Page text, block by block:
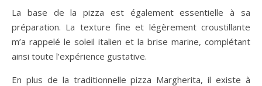
La base de la pizza est également essentielle à sa
préparation. La texture fine et légèrement croustillante
m’a rappelé le soleil italien et la brise marine, complétant
ainsi toute l’expérience gustative.
En plus de la traditionnelle pizza Margherita, il existe à